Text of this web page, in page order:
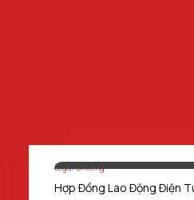
Legal Briefing
Hợp Đồng Lao Động Điện